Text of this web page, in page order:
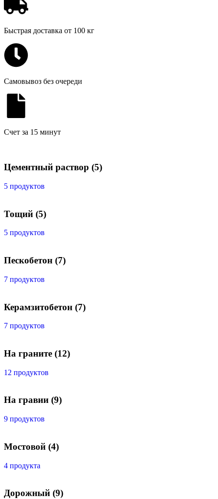
Быстрая доставка от 100 кг
Самовывоз без очереди
Счет за 15 минут
Цементный раствор (5)
5 продуктов
Тощий (5)
5 продуктов
Пескобетон (7)
7 продуктов
Керамзитобетон (7)
7 продуктов
На граните (12)
12 продуктов
На гравии (9)
9 продуктов
Мостовой (4)
4 продукта
Дорожный (9)